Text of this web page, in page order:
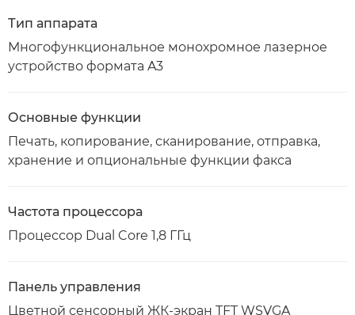
Тип аппарата
Многофункциональное монохромное лазерное
устройство формата A3
Основные функции
Печать, копирование, сканирование, отправка,
хранение и опциональные функции факса
Частота процессора
Процессор Dual Core 1,8 ГГц
Панель управления
Цветной сенсорный ЖК-экран TFT WSVGA